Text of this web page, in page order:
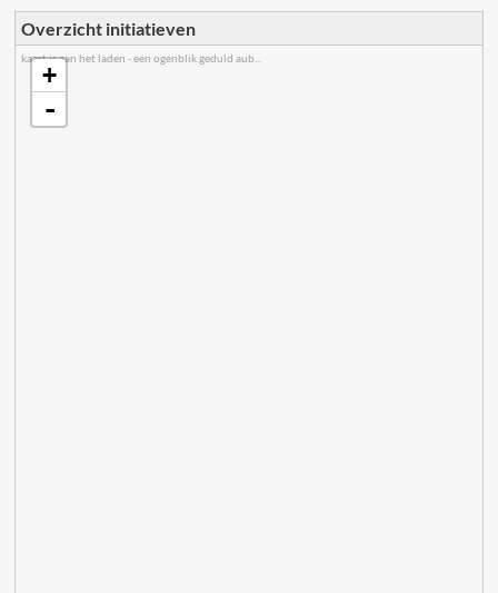
Overzicht initiatieven
kaart is aan het laden - een ogenblik geduld aub...
+
-